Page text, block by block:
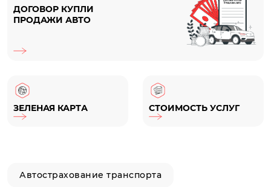
ДОГОВОР КУПЛИ
ПРОДАЖИ АВТО
ЗЕЛЕНАЯ КАРТА СТОИМОСТЬ УСЛУГ
Автострахование транспорта